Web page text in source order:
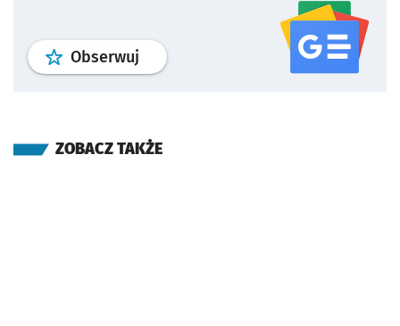
Obserwuj profil serwisu
ZOBACZ TAKŻE